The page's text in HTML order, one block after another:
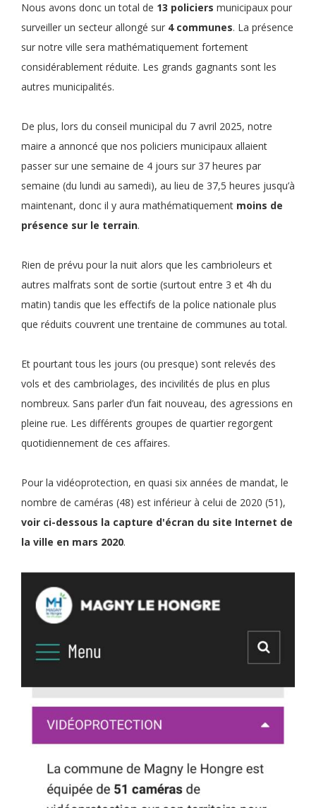
Nous avons donc un total de 13 policiers municipaux pour
surveiller un secteur allongé sur 4 communes. La présence
sur notre ville sera mathématiquement fortement
considérablement réduite. Les grands gagnants sont les
autres municipalités.
De plus, lors du conseil municipal du 7 avril 2025, notre
maire a annoncé que nos policiers municipaux allaient
passer sur une semaine de 4 jours sur 37 heures par
semaine (du lundi au samedi), au lieu de 37,5 heures jusqu’à
maintenant, donc il y aura mathématiquement moins de
présence sur le terrain.
Rien de prévu pour la nuit alors que les cambrioleurs et
autres malfrats sont de sortie (surtout entre 3 et 4h du
matin) tandis que les effectifs de la police nationale plus
que réduits couvrent une trentaine de communes au total.
Et pourtant tous les jours (ou presque) sont relevés des
vols et des cambriolages, des incivilités de plus en plus
nombreux. Sans parler d’un fait nouveau, des agressions en
pleine rue. Les différents groupes de quartier regorgent
quotidiennement de ces affaires.
Pour la vidéoprotection, en quasi six années de mandat, le
nombre de caméras (48) est inférieur à celui de 2020 (51),
voir ci-dessous la capture d'écran du site Internet de
la ville en mars 2020.